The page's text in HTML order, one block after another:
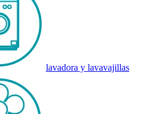
lavadora y lavavajillas